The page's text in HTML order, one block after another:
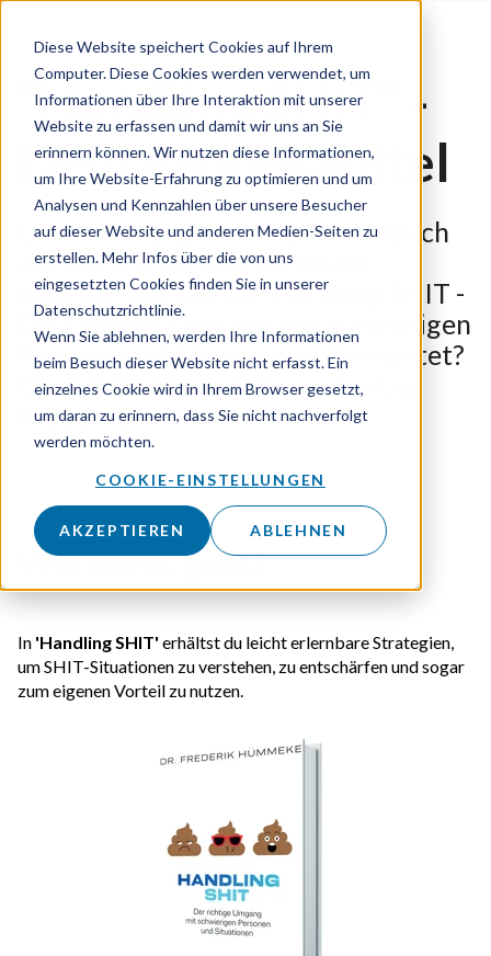
Diese Website speichert Cookies auf Ihrem
Computer. Diese Cookies werden verwendet, um
Informationen über Ihre Interaktion mit unserer
Website zu erfassen und damit wir uns an Sie
erinnern können. Wir nutzen diese Informationen,
um Ihre Website-Erfahrung zu optimieren und um
Analysen und Kennzahlen über unsere Besucher
auf dieser Website und anderen Medien-Seiten zu
erstellen. Mehr Infos über die von uns
eingesetzten Cookies finden Sie in unserer
Datenschutzrichtlinie.
Wenn Sie ablehnen, werden Ihre Informationen
beim Besuch dieser Website nicht erfasst. Ein
einzelnes Cookie wird in Ihrem Browser gesetzt,
um daran zu erinnern, dass Sie nicht nachverfolgt
werden möchten.
COOKIE-EINSTELLUNGEN
AKZEPTIEREN ABLEHNEN
"Handling SHIT" -
Dein Probekapitel
Du möchtest gern ein Blick ins Buch
werfen und dir ein Bild davon
machen, was dich in "Handling SHIT -
Der richtige Umgang mit schwierigen
Personen und Situationen" erwartet?
Dann lade dir jetzt das kostenlose
Probekapitel runter.
Worum es geht?
In 'Handling SHIT' erhältst du leicht erlernbare Strategien,
um SHIT-Situationen zu verstehen, zu entschärfen und sogar
zum eigenen Vorteil zu nutzen.